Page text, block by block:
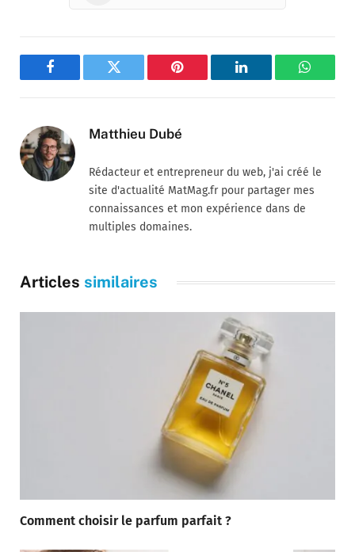
Facebook Twitter Pinterest LinkedIn
Matthieu Dubé
Rédacteur et entrepreneur du web, j'ai créé le
site d'actualité MatMag.fr pour partager mes
connaissances et mon expérience dans de
multiples domaines.
Articles similaires
Comment choisir le parfum parfait ?